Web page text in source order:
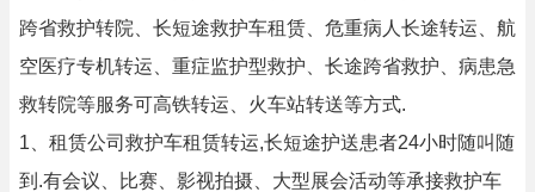
跨省救护转院、长短途救护车租赁、危重病人长途转运、航
空医疗专机转运、重症监护型救护、长途跨省救护、病患急
救转院等服务可高铁转运、火车站转送等方式.
1、租赁公司救护车租赁转运,长短途护送患者24小时随叫随
到.有会议、比赛、影视拍摄、大型展会活动等承接救护车